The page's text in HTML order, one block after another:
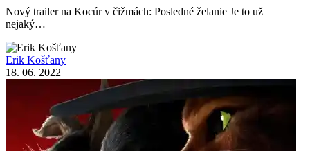
Nový trailer na Kocúr v čižmách: Posledné želanie Je to už
nejaký…
Erik Košťany
18. 06. 2022